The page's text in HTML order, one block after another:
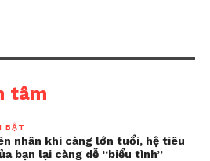
tâm
BẬT
nhân khi càng lớn tuổi, hệ tiêu
bạn lại càng dễ “biểu tình”